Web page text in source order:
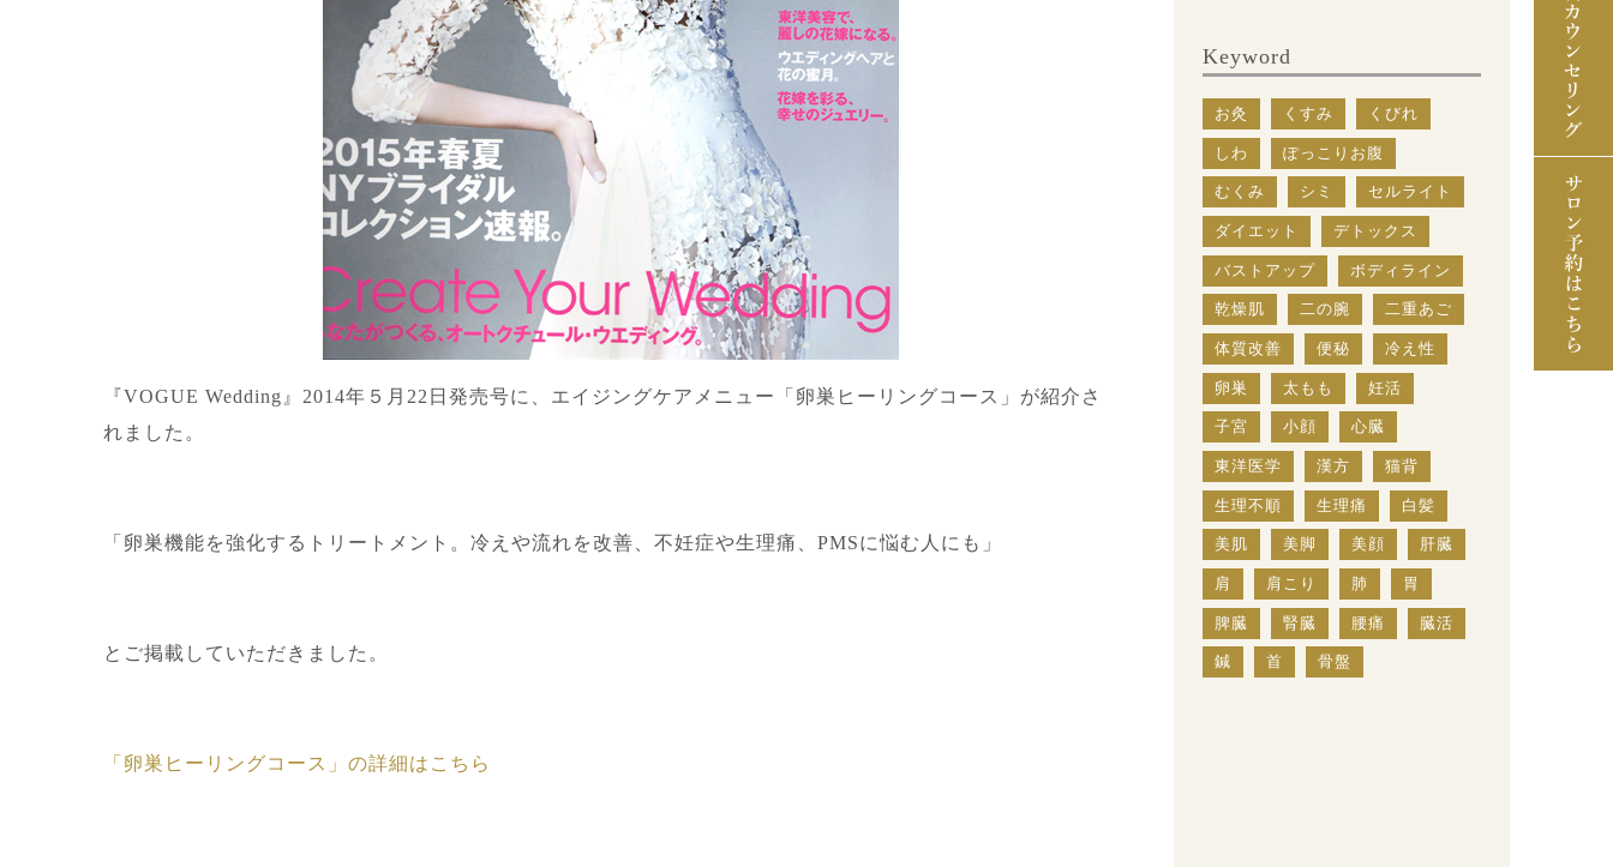
『VOGUE Wedding 』 2014年５月 22 日発売号に、エイジングケアメニュー「卵巣ヒーリングコース」が紹介さ
れました。
「卵巣機能を強化するトリートメント。冷えや流れを改善、不妊症や生理痛、 PMSに悩む人にも」
とご掲載していただきました。
「卵巣ヒーリングコース」の詳細はこちら
Keyword
お灸 くすみ くびれ
しわ ぽっこりお腹
むくみ シミ セルライト
ダイエット デトックス
バストアップ ボディライン
乾燥肌 二の腕 二重あご
体質改善 便秘 冷え性
卵巣 太もも 妊活
子宮 小顔 心臓
東洋医学 漢方 猫背
生理不順 生理痛 白髪
美肌 美脚 美顔 肝臓
肩 肩こり 肺 胃
脾臓 腎臓 腰痛 臓活
鍼 首 骨盤